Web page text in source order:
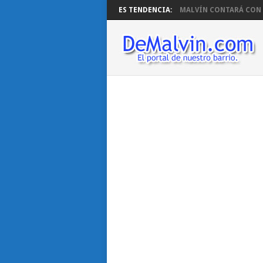
ES TENDENCIA: MALVÍN CONTARÁ CON